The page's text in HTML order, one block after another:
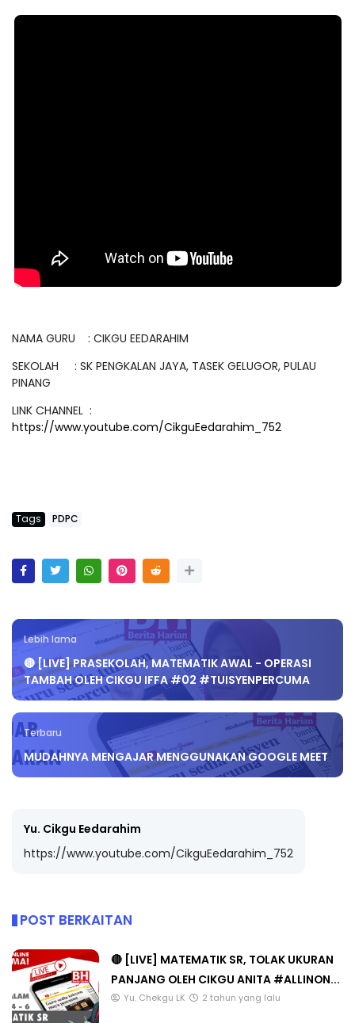
NAMA GURU : CIKGU EEDARAHIM
SEKOLAH : SK PENGKALAN JAYA, TASEK GELUGOR, PULAU
PINANG
LINK CHANNEL :
https://www.youtube.com/CikguEedarahim_752
Tags PDPC
Lebih lama
🔴 [LIVE] PRASEKOLAH, MATEMATIK AWAL - OPERASI
TAMBAH OLEH CIKGU IFFA #02 #TUISYENPERCUMA
Terbaru
MUDAHNYA MENGAJAR MENGGUNAKAN GOOGLE MEET
Yu. Cikgu Eedarahim
https://www.youtube.com/CikguEedarahim_752
POST BERKAITAN
🔴 [LIVE] MATEMATIK SR, TOLAK UKURAN
PANJANG OLEH CIKGU ANITA #ALLINON...
Yu. Chekgu LK 2 tahun yang lalu